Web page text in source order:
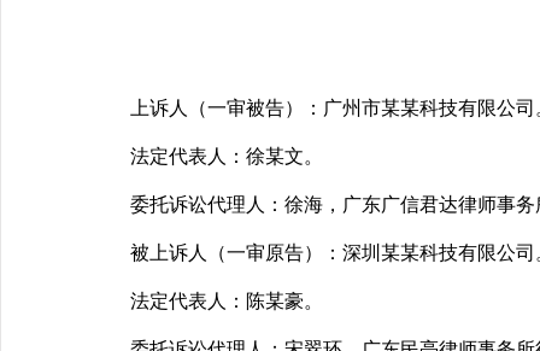
上诉人（一审被告）：广州市某某科技有限公司
法定代表人：徐某文。
委托诉讼代理人：徐海，广东广信君达律师事务
被上诉人（一审原告）：深圳某某科技有限公司
法定代表人：陈某豪。